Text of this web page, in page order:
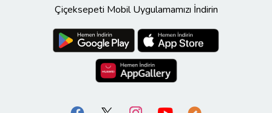
Çiçeksepeti Mobil Uygulamamızı İndirin